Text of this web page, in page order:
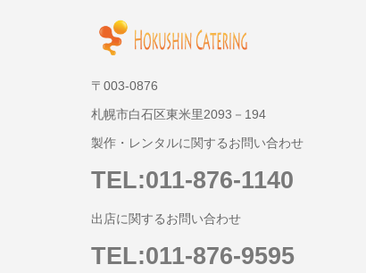
〒003-0876
札幌市白石区東米里2093－194
製作・レンタルに関するお問い合わせ
TEL:011-876-1140
出店に関するお問い合わせ
TEL:011-876-9595